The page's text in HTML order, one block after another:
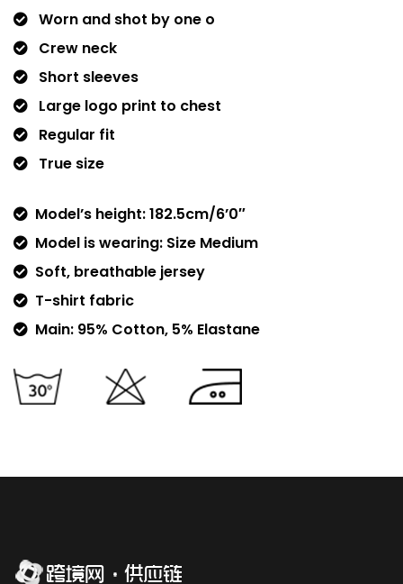
Worn and shot by one o
Crew neck
Short sleeves
Large logo print to chest
Regular fit
True size
Model’s height: 182.5cm/6’0″
Model is wearing: Size Medium
Soft, breathable jersey
T-shirt fabric
Main: 95% Cotton, 5% Elastane